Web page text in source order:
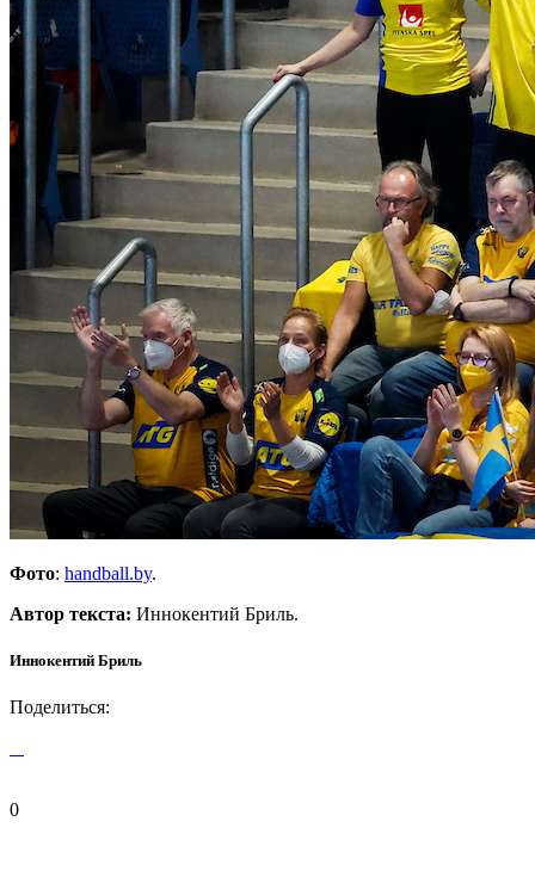
Фото: handball.by.
Автор текста: Иннокентий Бриль.
Иннокентий Бриль
Поделиться:
0